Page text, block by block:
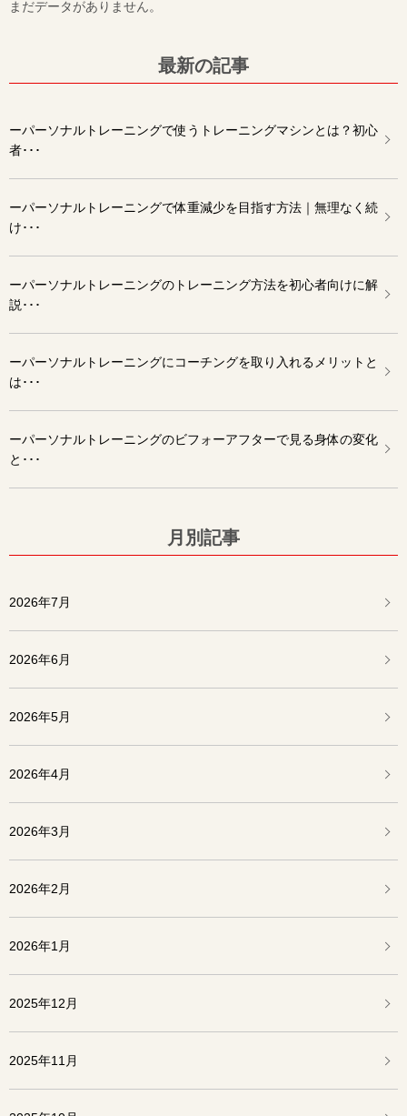
まだデータがありません。
最新の記事
ーパーソナルトレーニングで使うトレーニングマシンとは？初心
者･･･
ーパーソナルトレーニングで体重減少を目指す方法｜無理なく続
け･･･
ーパーソナルトレーニングのトレーニング方法を初心者向けに解
説･･･
ーパーソナルトレーニングにコーチングを取り入れるメリットと
は･･･
ーパーソナルトレーニングのビフォーアフターで見る身体の変化
と･･･
月別記事
2026年7月
2026年6月
2026年5月
2026年4月
2026年3月
2026年2月
2026年1月
2025年12月
2025年11月